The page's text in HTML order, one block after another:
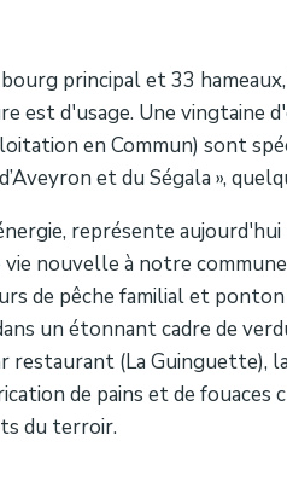
principal et 33
est d'usage. Une vingtaine
en Commun) sont
et du Ségala »,
représente
nouvelle à notre commune
de pêche familial et
un étonnant cadre de
restaurant (La Guinguette),
de pains et de fouaces
du terroir.